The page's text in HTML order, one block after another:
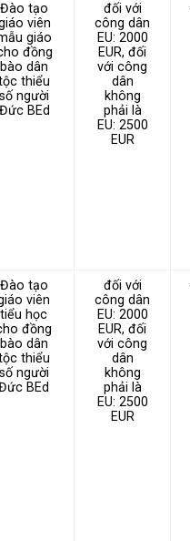
Đào tạo
viên
giáo
đồng
bào dân
thiểu
số người
Đức BEd
đối với
công dân
EU: 2000
EUR, đối
với công
dân
không
phải là
EU: 2500
EUR
Đào tạo
viên
tiểu học
đồng
bào dân
thiểu
số người
BEd
đối với
công dân
EU: 2000
EUR, đối
với công
dân
không
phải là
EU: 2500
EUR